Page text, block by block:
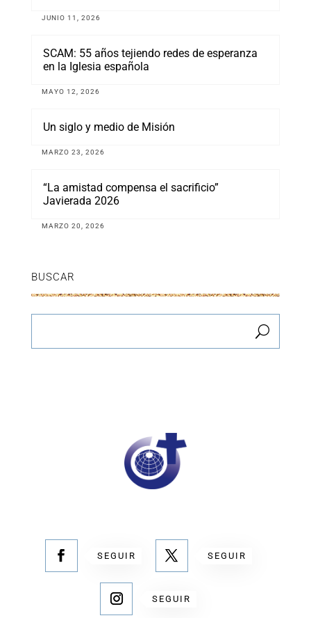
JUNIO 11, 2026
SCAM: 55 años tejiendo redes de esperanza
en la Iglesia española
MAYO 12, 2026
Un siglo y medio de Misión
MARZO 23, 2026
“La amistad compensa el sacrificio”
Javierada 2026
MARZO 20, 2026
BUSCAR
SEGUIR SEGUIR
SEGUIR